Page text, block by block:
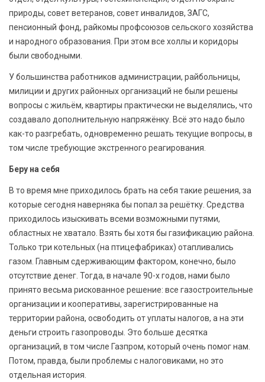
природы, совет ветеранов, совет инвалидов, ЗАГС,
пенсионный фонд, райкомы профсоюзов сельского хозяйства
и народного образования. При этом все холлы и коридоры
были свободными.
У большинства работников администрации, райбольницы,
милиции и других районных организаций не были решены
вопросы с жильём, квартиры практически не выделялись, что
создавало дополнительную напряжёнку. Всё это надо было
как-то разгребать, одновременно решать текущие вопросы, в
том числе требующие экстренного реагирования.
Беру на себя
В то время мне приходилось брать на себя такие решения, за
которые сегодня наверняка бы попал за решётку. Средства
приходилось изыскивать всеми возможными путями,
областных не хватало. Взять бы хотя бы газификацию района.
Только три котельных (на птицефабриках) отапливались
газом. Главным сдерживающим фактором, конечно, было
отсутствие денег. Тогда, в начале 90-х годов, нами было
принято весьма рискованное решение: все газостроительные
организации и кооперативы, зарегистрированные на
территории района, освободить от уплаты налогов, а на эти
деньги строить газопроводы. Это больше десятка
организаций, в том числе Газпром, который очень помог нам.
Потом, правда, были проблемы с налоговиками, но это
отдельная история.